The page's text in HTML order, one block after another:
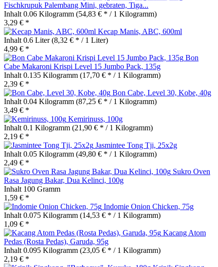
Fischkrupuk Palembang Mini, gebraten, Tiga...
Inhalt 0.06 Kilogramm (54,83 € * / 1 Kilogramm)
3,29 € *
Kecap Manis, ABC, 600ml
Inhalt 0.6 Liter(8,32 € * / 1 Liter)
4,99 € *
Bon
Cabe Makaroni Krispi Level 15 Jumbo Pack, 135g
Inhalt 0.135 Kilogramm (17,70 € * / 1 Kilogramm)
2,39 € *
Bon Cabe, Level 30, Kobe, 40g
Inhalt 0.04 Kilogramm (87,25 € * / 1 Kilogramm)
3,49 € *
Kemirinuss, 100g
Inhalt 0.1 Kilogramm (21,90 € * / 1 Kilogramm)
2,19 € *
Jasmintee Tong Tji, 25x2g
Inhalt 0.05 Kilogramm (49,80 € * / 1 Kilogramm)
2,49 € *
Sukro Oven
Rasa Jagung Bakar, Dua Kelinci, 100g
Inhalt 100 Gramm
1,59 € *
Indomie Onion Chicken, 75g
Inhalt 0.075 Kilogramm (14,53 € * / 1 Kilogramm)
1,09 € *
Kacang Atom
Pedas (Rosta Pedas), Garuda, 95g
Inhalt 0.095 Kilogramm (23,05 € * / 1 Kilogramm)
2,19 € *